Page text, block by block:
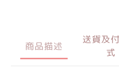
商品描述
送貨及
式